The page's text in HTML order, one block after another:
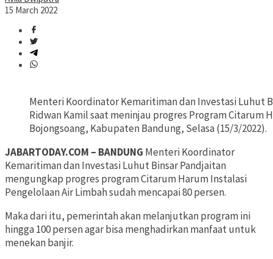
15 March 2022
Menteri Koordinator Kemaritiman dan Investasi Luhut
Ridwan Kamil saat meninjau progres Program Citarum
Bojongsoang, Kabupaten Bandung, Selasa (15/3/2022).
JABARTODAY.COM – BANDUNG Menteri Koordinator
Kemaritiman dan Investasi Luhut Binsar Pandjaitan
mengungkap progres program Citarum Harum Instalasi
Pengelolaan Air Limbah sudah mencapai 80 persen.
Maka dari itu, pemerintah akan melanjutkan program ini
hingga 100 persen agar bisa menghadirkan manfaat untuk
menekan banjir.